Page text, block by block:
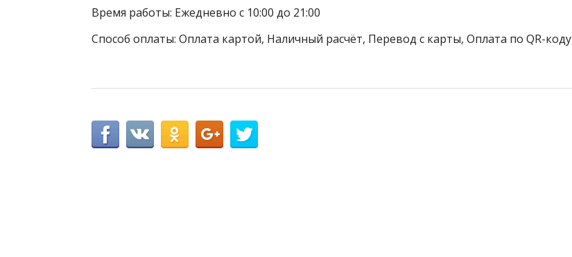
Время работы: Ежедневно с 10:00 до 21:00
Способ оплаты: Оплата картой, Наличный расчёт, Перевод с карты, Оплата по QR-коду